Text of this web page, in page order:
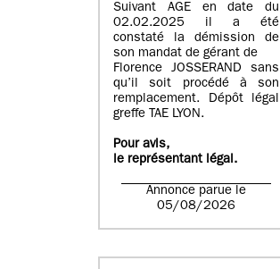
Suivant AGE en date du
02.02.2025 il a été
constaté la démission de
son mandat de gérant de
Florence JOSSERAND sans
qu’il soit procédé à son
remplacement. Dépôt légal
greffe TAE LYON.
Pour avis,
le représentant légal.
Annonce parue le
05/08/2026